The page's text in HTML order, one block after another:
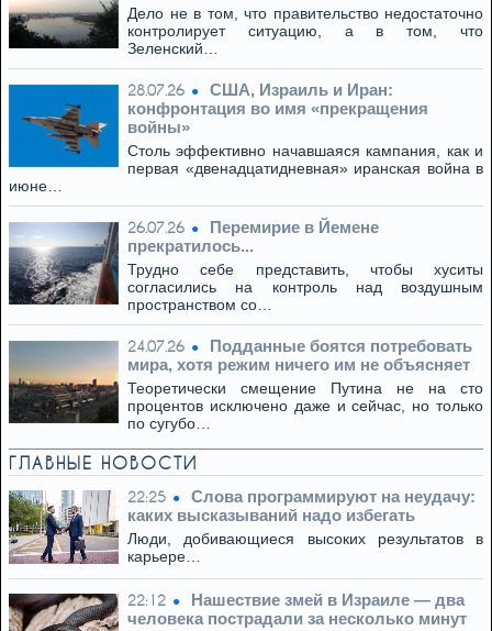
Дело не в том, что правительство недостаточно
контролирует ситуацию, а в том, что
Зеленский…
28.07.26
США, Израиль и Иран:
конфронтация во имя «прекращения
войны»
Столь эффективно начавшаяся кампания, как и
первая «двенадцатидневная» иранская война в
июне…
26.07.26
Перемирие в Йемене
прекратилось...
Трудно себе представить, чтобы хуситы
согласились на контроль над воздушным
пространством со…
24.07.26
Подданные боятся потребовать
мира, хотя режим ничего им не объясняет
Теоретически смещение Путина не на сто
процентов исключено даже и сейчас, но только
по сугубо…
ГЛАВНЫЕ НОВОСТИ
22:25
Слова программируют на неудачу:
каких высказываний надо избегать
Люди, добивающиеся высоких результатов в
карьере…
22:12
Нашествие змей в Израиле — два
человека пострадали за несколько минут